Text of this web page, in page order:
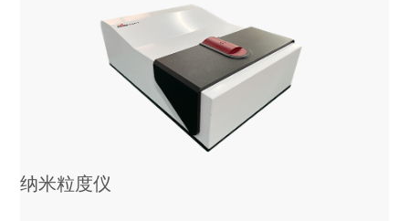
系统调节等，使测试变得精确
纳米粒度仪